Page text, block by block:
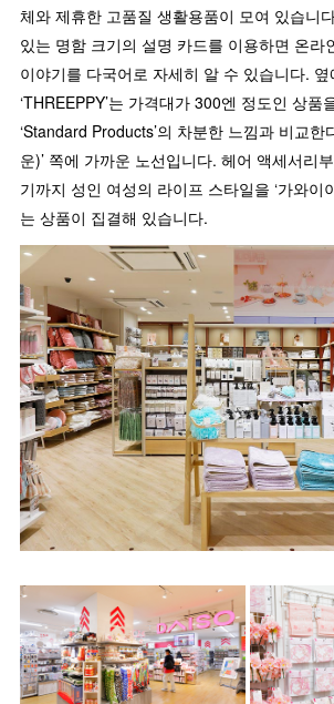
체와 제휴한 고품질 생활용품이 모여 있습니
있는 명함 크기의 설명 카드를 이용하면 온라
이야기를 다국어로 자세히 알 수 있습니다. 옆
‘THREEPPY’는 가격대가 300엔 정도인 상품
‘Standard Products’의 차분한 느낌과 비교한
운)’ 쪽에 가까운 노선입니다. 헤어 액세서리
기까지 성인 여성의 라이프 스타일을 ‘가와이
는 상품이 집결해 있습니다.